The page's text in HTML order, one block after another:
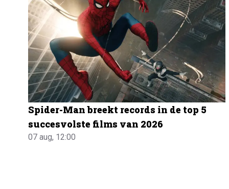
Spider-Man breekt records in de top 5
succesvolste films van 2026
07 aug, 12:00